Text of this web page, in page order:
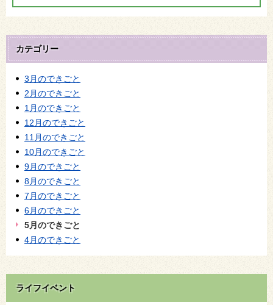
カテゴリー
3月のできごと
2月のできごと
1月のできごと
12月のできごと
11月のできごと
10月のできごと
9月のできごと
8月のできごと
7月のできごと
6月のできごと
5月のできごと
4月のできごと
ライフイベント